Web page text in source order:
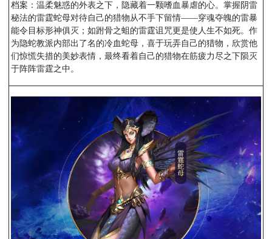
档案：温柔魅惑的外表之下，隐藏着一颗嗜血暴虐的心。掌握阴雷
秘法的雷霆蛇母对待自己的猎物从不手下留情——穿魂夺魄的雷暴
能令目标形神俱灭；如跗骨之蛆的雷霆诅咒更是使人生不如死。作
为隐蛇教派内部出了名的冷血蛇母，喜于玩弄自己的猎物，欣赏他
们惊慌失措的美妙表情，最终看着自己的猎物在筋疲力尽之下陨灭
于阵阵雷霆之中。